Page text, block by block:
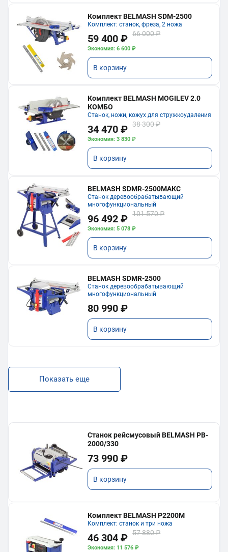
Комплект BELMASH SDM-2500
Комплект: станок, фреза, 2 ножа
59 400 ₽ 66 000 ₽
Экономия: 6 600 ₽
В корзину
Комплект BELMASH MOGILEV 2.0
КОМБО
Станок, ножи, кожух для стружкоудаления
34 470 ₽ 38 300 ₽
Экономия: 3 830 ₽
В корзину
BELMASH SDMR-2500МАКС
Станок деревообрабатывающий
многофункциональный
96 492 ₽ 101 570 ₽
Экономия: 5 078 ₽
В корзину
BELMASH SDMR-2500
Станок деревообрабатывающий
многофункциональный
80 990 ₽
В корзину
Показать еще
Станок рейсмусовый BELMASH PB-
2000/330
73 990 ₽
В корзину
Комплект BELMASH P2200M
Комплект: станок и три ножа
46 304 ₽ 57 880 ₽
Экономия: 11 576 ₽